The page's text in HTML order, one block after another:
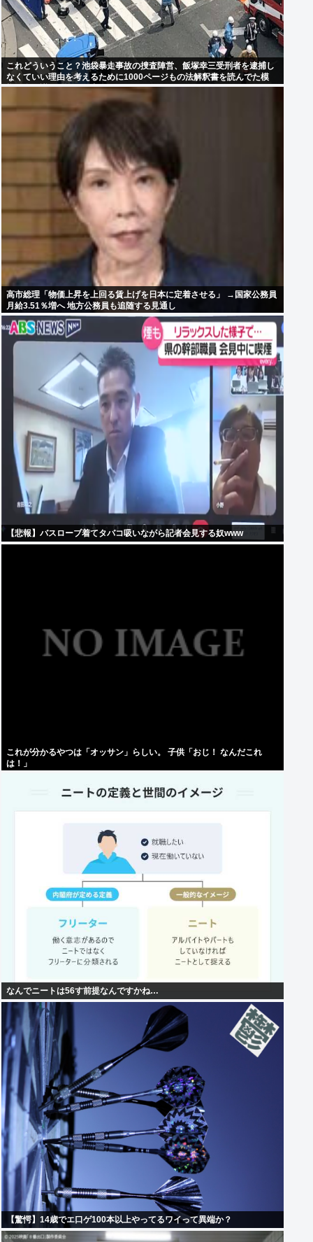
これどういうこと？池袋暴走事故の捜査陣営、飯塚幸三受刑者を逮捕し
なくていい理由を考えるために1000ページもの法解釈書を読んでた模
様…自民議員からも圧力
高市総理「物価上昇を上回る賃上げを日本に定着させる」 →国家公務員
月給3.51％増へ 地方公務員も追随する見通し
【悲報】バスローブ着てタバコ吸いながら記者会見する奴www
これが分かるやつは「オッサン」らしい。 子供「おじ！ なんだこれ
は！」
なんでニートは56す前提なんですかね…
【驚愕】14歳でエ口ゲ100本以上やってるワイって異端か？